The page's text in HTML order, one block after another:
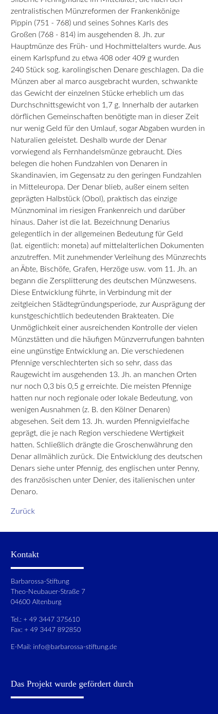
zentralistischen Münzreformen der Frankenkönige
Pippin (751 - 768) und seines Sohnes Karls des
Großen (768 - 814) im ausgehenden 8. Jh. zur
Hauptmünze des Früh- und Hochmittelalters wurde. Aus
einem Karlspfund zu etwa 408 oder 409 g wurden
240 Stück sog. karolingischen Denare geschlagen. Da die
Münzen aber al marco ausgebracht wurden, schwankte
das Gewicht der einzelnen Stücke erheblich um das
Durchschnittsgewicht von 1,7 g. Innerhalb der autarken
dörflichen Gemeinschaften benötigte man in dieser Zeit
nur wenig Geld für den Umlauf, sogar Abgaben wurden in
Naturalien geleistet. Deshalb wurde der Denar
vorwiegend als Fernhandelsmünze gebraucht. Dies
belegen die hohen Fundzahlen von Denaren in
Skandinavien, im Gegensatz zu den geringen Fundzahlen
in Mitteleuropa. Der Denar blieb, außer einem selten
geprägten Halbstück (Obol), praktisch das einzige
Münznominal im riesigen Frankenreich und darüber
hinaus. Daher ist die lat. Bezeichnung Denarius
gelegentlich in der allgemeinen Bedeutung für Geld
(lat. eigentlich: moneta) auf mittelalterlichen Dokumenten
anzutreffen. Mit zunehmender Verleihung des Münzrechts
an Äbte, Bischöfe, Grafen, Herzöge usw. vom 11. Jh. an
begann die Zersplitterung des deutschen Münzwesens.
Diese Entwicklung führte, in Verbindung mit der
zeitgleichen Städtegründungsperiode, zur Ausprägung der
kunstgeschichtlich bedeutenden Brakteaten. Die
Unmöglichkeit einer ausreichenden Kontrolle der vielen
Münzstätten und die häufigen Münzverrufungen bahnten
eine ungünstige Entwicklung an. Die verschiedenen
Pfennige verschlechterten sich so sehr, dass das
Raugewicht im ausgehenden 13. Jh. an manchen Orten
nur noch 0,3 bis 0,5 g erreichte. Die meisten Pfennige
hatten nur noch regionale oder lokale Bedeutung, von
wenigen Ausnahmen (z. B. den Kölner Denaren)
abgesehen. Seit dem 13. Jh. wurden Pfennigvielfache
geprägt, die je nach Region verschiedene Wertigkeit
hatten. Schließlich drängte die Groschenwährung den
Denar allmählich zurück. Die Entwicklung des deutschen
Denars siehe unter Pfennig, des englischen unter Penny,
des französischen unter Denier, des italienischen unter
Denaro.
Zurück
Kontakt
Barbarossa-Stiftung
Theo-Neubauer-Straße 7
04600 Altenburg
Tel.: + 49 3447 375610
Fax: + 49 3447 892850
E-Mail: info@barbarossa-stiftung.de
Das Projekt wurde gefördert durch